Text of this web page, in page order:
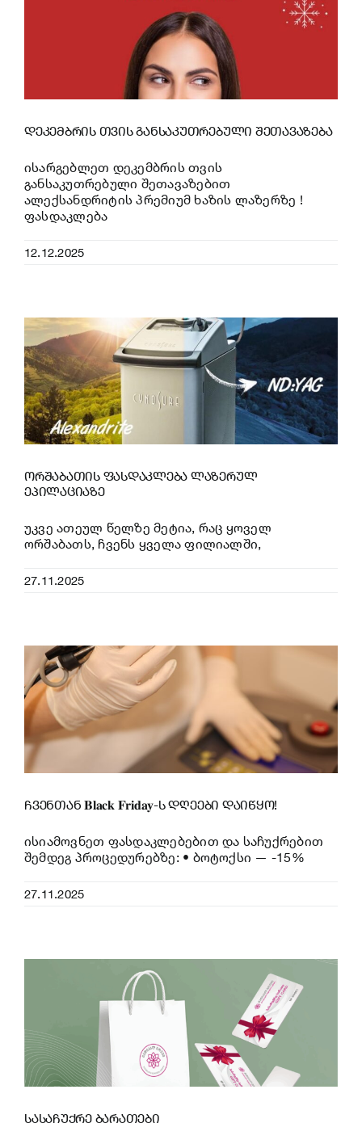
დეკემბრის თვის განსაკუთრებული შეთავაზება
ისარგებლეთ დეკემბრის თვის
განსაკუთრებული შეთავაზებით
ალექსანდრიტის პრემიუმ ხაზის ლაზერზე !
ფასდაკლება
12.12.2025
ორშაბათის ფასდაკლება ლაზერულ
ეპილაციაზე
უკვე ათეულ წელზე მეტია, რაც ყოველ
ორშაბათს, ჩვენს ყველა ფილიალში,
27.11.2025
ჩვენთან 𝐁𝐥𝐚𝐜𝐤 𝐅𝐫𝐢𝐝𝐚𝐲-ს დღეები დაიწყო!
ისიამოვნეთ ფასდაკლებებით და საჩუქრებით
შემდეგ პროცედურებზე: • ბოტოქსი — -15%
27.11.2025
სასაჩუქრე ბარათები